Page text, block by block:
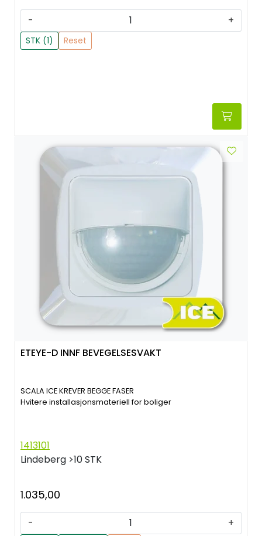
- +
STK (1) Reset
ETEYE-D INNF BEVEGELSESVAKT
SCALA ICE KREVER BEGGE FASER
Hvitere installasjonsmateriell for boliger
1413101
Lindeberg >10 STK
1.035,00
- +